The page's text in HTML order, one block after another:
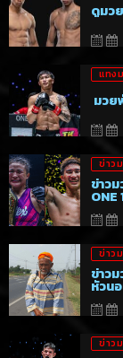
ดูมว
แทง
มว
ข่าว
ข่าว
ONE
ข่าว
ข่าว
หัวน
ข่าว